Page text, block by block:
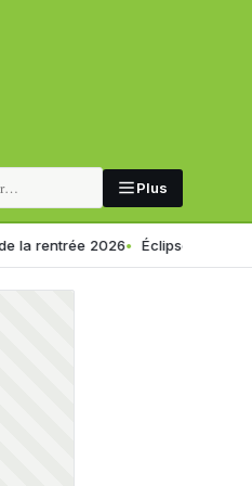
Plus
Éclipse solaire du 12 août : voici